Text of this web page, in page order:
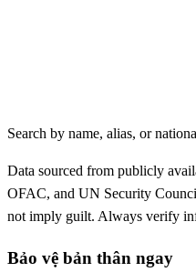
Search by name, alias, or
Data sourced from publicly
OFAC, and UN Security
not imply guilt. Always verify
Bảo vệ bản thân ngay